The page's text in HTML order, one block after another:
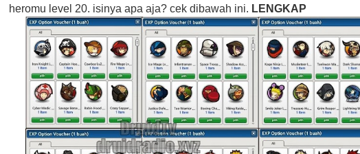
heromu level 20. isinya apa aja? cek dibawah ini. LENGKAP